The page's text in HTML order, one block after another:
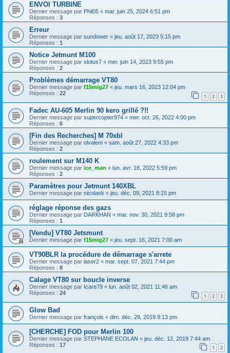
ENVOI TURBINE
Dernier message par Phil05 « mar. juin 25, 2024 6:51 pm
Réponses : 3
Erreur
Dernier message par sundower « jeu. août 17, 2023 5:15 pm
Réponses : 1
Notice Jetmunt M100
Dernier message par slotus7 « mer. juin 14, 2023 9:55 pm
Réponses : 2
Problèmes démarrage VT80
Dernier message par f15mig27 « jeu. mars 16, 2023 12:04 pm
Réponses : 22 1 2 3
Fadec AU-605 Merlin 90 kero grillé ?!!
Dernier message par supercopter974 « mer. oct. 26, 2022 4:00 pm
Réponses : 6
[Fin des Recherches] M 70xbl
Dernier message par olvalem « sam. août 27, 2022 4:33 pm
Réponses : 2
roulement sur M140 K
Dernier message par ice_man « lun. avr. 18, 2022 5:59 pm
Réponses : 2
Paramètres pour Jetmunt 140XBL
Dernier message par nicolask « jeu. déc. 09, 2021 8:15 pm
réglage réponse des gazs
Dernier message par DARKHAN « mar. nov. 30, 2021 9:58 pm
Réponses : 1
[Vendu] VT80 Jetsmunt
Dernier message par f15mig27 « jeu. sept. 16, 2021 7:00 am
VT90BLR la procédure de démarrage s'arrete
Dernier message par laser2 « mar. sept. 07, 2021 7:44 pm
Réponses : 8
Calage VT80 sur boucle inverse
Dernier message par Icare79 « lun. août 02, 2021 11:46 am
Réponses : 24 1 2 3
Glow Bad
Dernier message par françois « dim. déc. 29, 2019 8:13 pm
[CHERCHE] FOD pour Merlin 100
Dernier message par STEPHANE ECOLAN « jeu. déc. 12, 2019 7:44 am
Réponses : 17 1 2